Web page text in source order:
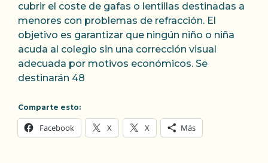
cubrir el coste de gafas o lentillas destinadas a
menores con problemas de refracción. El
objetivo es garantizar que ningún niño o niña
acuda al colegio sin una corrección visual
adecuada por motivos económicos. Se
destinarán 48
Comparte esto:
Facebook X X Más